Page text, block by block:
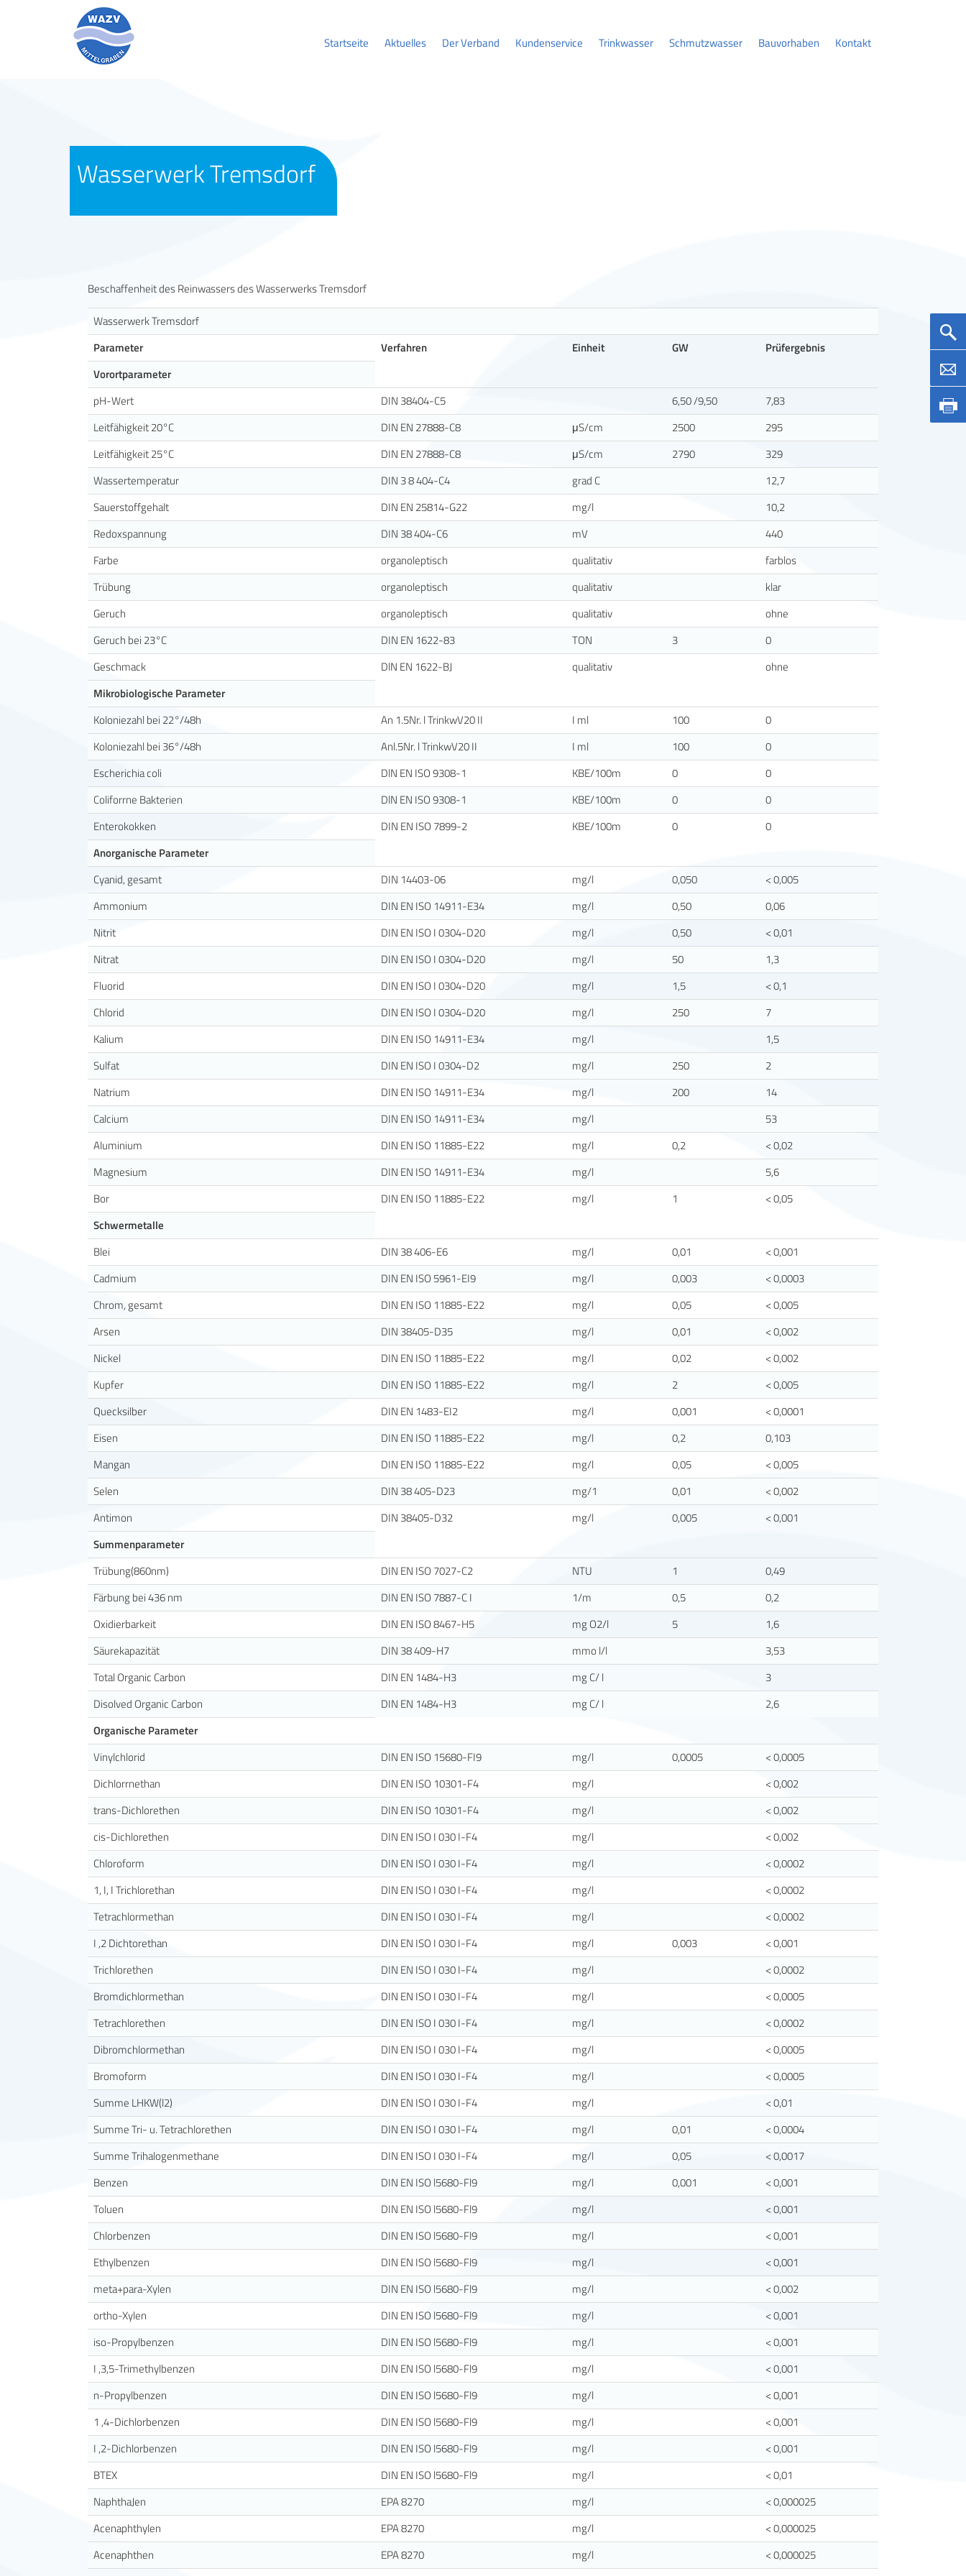
Startseite Aktuelles Der Verband Kundenservice Trinkwasser Schmutzwasser Bauvorhaben Kontakt
Wasserwerk Tremsdorf
Beschaffenheit des Reinwassers des Wasserwerks Tremsdorf
Wasserwerk Tremsdorf
Parameter
Verfahren Einheit GW
Prüfergebnis
Vorortparameter
pH-Wert
DIN 38404-C5 6,50 /9,50
7,83
Leitfähigkeit 20°C
DIN EN 27888-C8 μS/cm 2500
295
Leitfähigkeit 25°C
DIN EN 27888-C8 μS/cm 2790
329
Wassertemperatur
DIN 3 8 404-C4 grad C
12,7
Sauerstoffgehalt
DIN EN 25814-G22 mg/l
10,2
Redoxspannung
DIN 38 404-C6 mV
440
Farbe
organoleptisch qualitativ
farblos
Trübung
organoleptisch qualitativ
klar
Geruch
organoleptisch qualitativ
ohne
Geruch bei 23°C
DIN EN 1622-83 TON 3
0
Geschmack
DlN EN 1622-BJ qualitativ
ohne
Mikrobiologische Parameter
Koloniezahl bei 22°/48h
An 1.5Nr. l TrinkwV20 II I ml 100
0
Koloniezahl bei 36°/48h
Anl.5Nr. l TrinkwV20 II I ml 100
0
Escherichia coli
DlN EN ISO 9308-1 KBE/100m 0
0
Coliforrne Bakterien
DlN EN ISO 9308-1 KBE/100m 0
0
Enterokokken
DIN EN ISO 7899-2 KBE/100m 0
0
Anorganische Parameter
Cyanid, gesamt
DIN 14403-06 mg/l 0,050
< 0,005
Ammonium
DIN EN ISO 14911-E34 mg/l 0,50
0,06
Nitrit
DIN EN ISO I 0304-D20 mg/l 0,50
< 0,01
Nitrat
DIN EN ISO I 0304-D20 mg/l 50
1,3
Fluorid
DIN EN ISO I 0304-D20 mg/l 1,5
< 0,1
Chlorid
DIN EN ISO I 0304-D20 mg/l 250
7
Kalium
DIN EN ISO 14911-E34 mg/l
1,5
Sulfat
DIN EN ISO I 0304-D2 mg/l 250
2
Natrium
DIN EN ISO 14911-E34 mg/l 200
14
Calcium
DIN EN ISO 14911-E34 mg/l
53
Aluminium
DIN EN ISO 11885-E22 mg/l 0,2
< 0,02
Magnesium
DIN EN ISO 14911-E34 mg/l
5,6
Bor
DIN EN ISO 11885-E22 mg/l 1
< 0,05
Schwermetalle
Blei
DIN 38 406-E6 mg/l 0,01
< 0,001
Cadmium
DIN EN ISO 5961-EI9 mg/l 0,003
< 0,0003
Chrom, gesamt
DIN EN ISO 11885-E22 mg/l 0,05
< 0,005
Arsen
DIN 38405-D35 mg/l 0,01
< 0,002
Nickel
DIN EN ISO 11885-E22 mg/l 0,02
< 0,002
Kupfer
DIN EN ISO 11885-E22 mg/l 2
< 0,005
Quecksilber
DIN EN 1483-EI2 mg/l 0,001
< 0,0001
Eisen
DIN EN ISO 11885-E22 mg/l 0,2
0,103
Mangan
DIN EN ISO 11885-E22 mg/l 0,05
< 0,005
Selen
DIN 38 405-D23 mg/1 0,01
< 0,002
Antimon
DIN 38405-D32 mg/l 0,005
< 0,001
Summenparameter
Trübung(860nm)
DIN EN ISO 7027-C2 NTU 1
0,49
Färbung bei 436 nm
DIN EN ISO 7887-C I 1/m 0,5
0,2
Oxidierbarkeit
DIN EN ISO 8467-H5 mg O2/l 5
1,6
Säurekapazität
DIN 38 409-H7 mmo l/l
3,53
Total Organic Carbon
DIN EN 1484-H3 mg C/ l
3
Disolved Organic Carbon
DIN EN 1484-H3 mg C/ l
2,6
Organische Parameter
Vinylchlorid
DIN EN ISO 15680-FI9 mg/l 0,0005
< 0,0005
Dichlorrnethan
DIN EN ISO 10301-F4 mg/l
< 0,002
trans-Dichlorethen
DIN EN ISO 10301-F4 mg/l
< 0,002
cis-Dichlorethen
DIN EN ISO I 030 I-F4 mg/l
< 0,002
Chloroform
DIN EN ISO I 030 I-F4 mg/l
< 0,0002
1, I, I Trichlorethan
DIN EN ISO I 030 I-F4 mg/l
< 0,0002
Tetrachlormethan
DIN EN ISO I 030 I-F4 mg/l
< 0,0002
I ,2 Dichtorethan
DIN EN ISO I 030 I-F4 mg/l 0,003
< 0,001
Trichlorethen
DIN EN ISO I 030 I-F4 mg/l
< 0,0002
Bromdichlormethan
DIN EN ISO I 030 I-F4 mg/l
< 0,0005
Tetrachlorethen
DIN EN ISO I 030 I-F4 mg/l
< 0,0002
Dibromchlormethan
DIN EN ISO I 030 I-F4 mg/l
< 0,0005
Bromoform
DIN EN ISO I 030 I-F4 mg/l
< 0,0005
Summe LHKW(l2)
DIN EN ISO I 030 I-F4 mg/l
< 0,01
Summe Tri- u. Tetrachlorethen
DIN EN ISO I 030 I-F4 mg/l 0,01
< 0,0004
Summe Trihalogenmethane
DIN EN ISO I 030 I-F4 mg/l 0,05
< 0,0017
Benzen
DIN EN ISO l5680-Fl9 mg/l 0,001
< 0,001
Toluen
DIN EN ISO l5680-Fl9 mg/l
< 0,001
Chlorbenzen
DIN EN ISO l5680-Fl9 mg/l
< 0,001
Ethylbenzen
DIN EN ISO l5680-Fl9 mg/l
< 0,001
meta+para-Xylen
DIN EN ISO l5680-Fl9 mg/l
< 0,002
ortho-Xylen
DIN EN ISO l5680-Fl9 mg/l
< 0,001
iso-Propylbenzen
DIN EN ISO l5680-Fl9 mg/l
< 0,001
I ,3,5-Trimethylbenzen
DIN EN ISO l5680-Fl9 mg/l
< 0,001
n-Propylbenzen
DIN EN ISO l5680-Fl9 mg/l
< 0,001
1 ,4-Dichlorbenzen
DIN EN ISO l5680-Fl9 mg/l
< 0,001
I ,2-Dichlorbenzen
DIN EN ISO l5680-Fl9 mg/l
< 0,001
BTEX
DIN EN ISO l5680-Fl9 mg/l
< 0,01
NaphthaJen
EPA 8270 mg/l
< 0,000025
Acenaphthylen
EPA 8270 mg/l
< 0,000025
Acenaphthen
EPA 8270 mg/l
< 0,000025